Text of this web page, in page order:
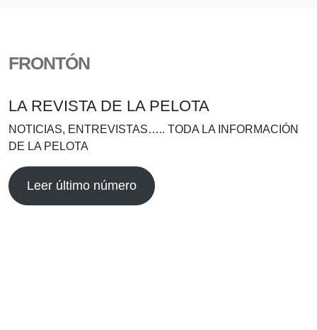
FRONTÓN
LA REVISTA DE LA PELOTA
NOTICIAS, ENTREVISTAS….. TODA LA INFORMACIÓN
DE LA PELOTA
Leer último número